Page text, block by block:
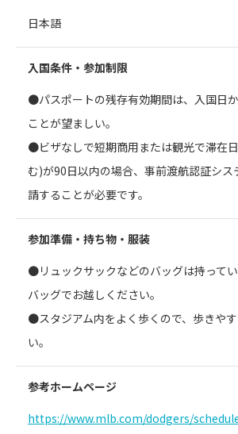
日本語
入国条件・参加制限
●パスポートの残存有効期間は、入国日
ことが望ましい。
●ビザなしで短期商用または観光で滞在
む)が90日以内の場合、事前渡航認証シス
請することが必要です。
参加準備・持ち物・服装
●リュックサックなどのバッグは持って
バッグでお越しください。
●スタジアム内をよく歩くので、歩きや
い。
参考ホームページ
https://www.mlb.com/dodgers/